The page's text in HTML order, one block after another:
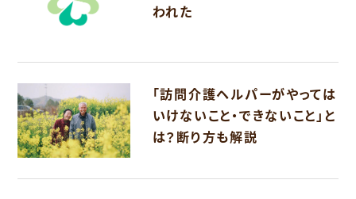
われた
「訪問介護ヘルパーがやっては
いけないこと・できないこと」と
は？断り方も解説